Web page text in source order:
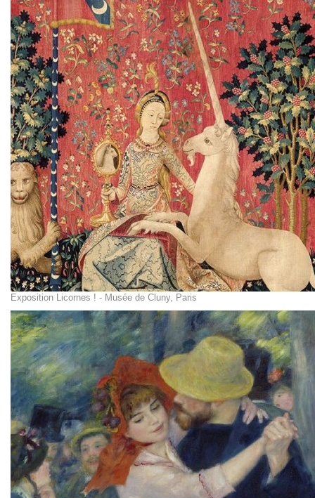
Exposition Licornes ! - Musée de Cluny, Paris